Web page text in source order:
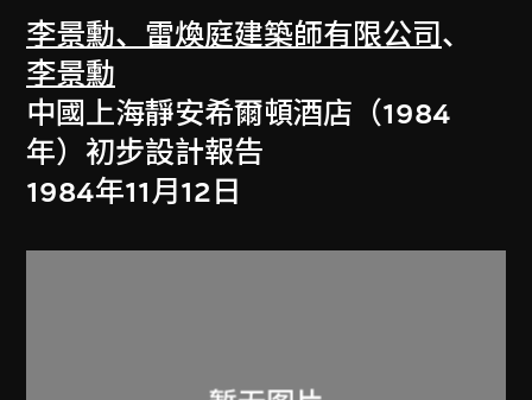
李景勳、雷煥庭建築師有限公司 、
李景勳
中國上海靜安希爾頓酒店（1984
年）初步設計報告
1984年11月12日